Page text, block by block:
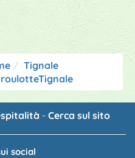
Tignale
- Cerca sul sito
social